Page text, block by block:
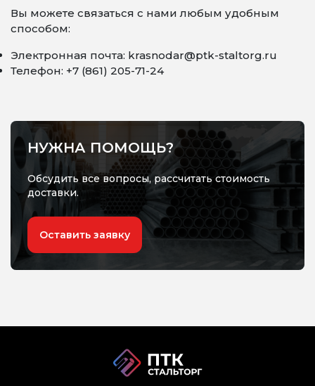
Вы можете связаться с нами любым удобным
способом:
Электронная почта: krasnodar@ptk-staltorg.ru
Телефон: +7 (861) 205-71-24
НУЖНА ПОМОЩЬ?
Обсудить все вопросы, рассчитать стоимость
доставки.
Оставить заявку